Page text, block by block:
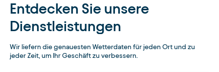
Entdecken Sie unsere
Dienstleistungen
Wir liefern die genauesten Wetterdaten für jeden Ort und zu
jeder Zeit, um Ihr Geschäft zu verbessern.